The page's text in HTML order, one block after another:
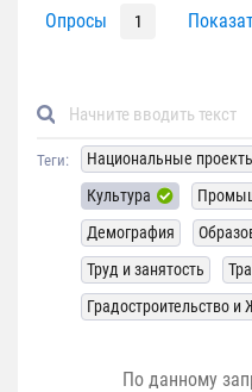
Опросы 1
Теги: Национальные
Культура
Демография
Труд и занятость
Градостроительство и
По данному